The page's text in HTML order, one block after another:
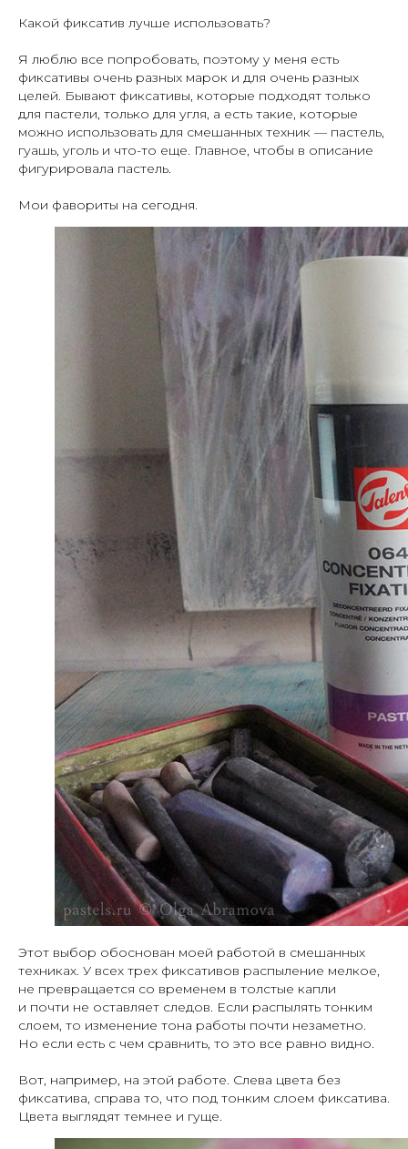
Какой фиксатив лучше использовать?
Я люблю все попробовать, поэтому у меня есть
фиксативы очень разных марок и для очень разных
целей. Бывают фиксативы, которые подходят только
для пастели, только для угля, а есть такие, которые
можно использовать для смешанных техник — пастель,
гуашь, уголь и что-то еще. Главное, чтобы в описание
фигурировала пастель.
Мои фавориты на сегодня.
Этот выбор обоснован моей работой в смешанных
техниках. У всех трех фиксативов распыление мелкое,
не превращается со временем в толстые капли
и почти не оставляет следов. Если распылять тонким
слоем, то изменение тона работы почти незаметно.
Но если есть с чем сравнить, то это все равно видно.
Вот, например, на этой работе. Слева цвета без
фиксатива, справа то, что под тонким слоем фиксатива.
Цвета выглядят темнее и гуще.